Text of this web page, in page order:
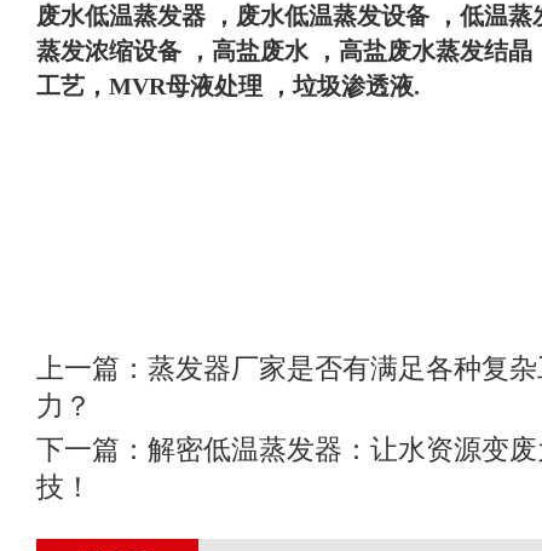
废水低温蒸发器 ，废水低温蒸发设备 ， 低温蒸
蒸发浓缩设备 ，高盐废水 ，高盐废水蒸发结
工艺，MVR母液处理 ，垃圾渗透液.
上一篇： 蒸发器厂家是否有满足各种复
力？
下一篇： 解密低温蒸发器：让水资源变
技！